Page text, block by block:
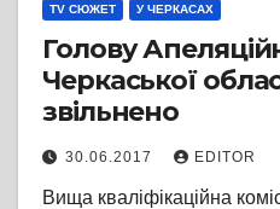
TV СЮЖЕТ У ЧЕРКАСАХ
Голову
Черкаської області Бабенка
звільнено
30.06.2017 EDITOR
Вища кваліфікаційна